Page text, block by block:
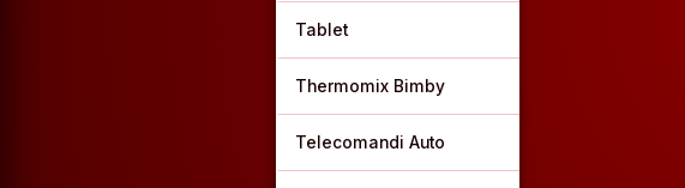
Tablet
Thermomix Bimby
Telecomandi Auto